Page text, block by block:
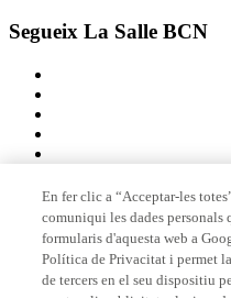
Segueix La Salle BCN
Membre de
En fer clic a “Acceptar-les
comuniqui les dades
formularis d'aquesta web a
Política de Privacitat i permet
de tercers en el seu dispositiu